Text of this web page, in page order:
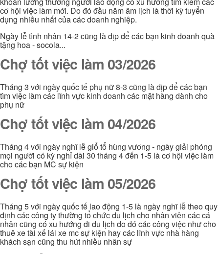
cơ hội việc làm mới. Do đó đầu năm âm lịch là thời kỳ tuyển
dụng nhiều nhất của các doanh nghiệp.
Ngày lễ tình nhân 14-2 cũng là dịp để các bạn kinh doanh quà
tặng hoa - socola...
Chợ tốt việc làm 03/2026
Tháng 3 với ngày quốc tế phụ nữ 8-3 cũng là dịp để các bạn
tìm việc làm các lĩnh vực kinh doanh các mặt hàng dành cho
phụ nữ
Chợ tốt việc làm 04/2026
Tháng 4 với ngày nghĩ lễ giổ tổ hùng vương - ngày giải phóng
mọi người có kỳ nghỉ dài 30 tháng 4 đến 1-5 là cơ hội việc làm
cho các bạn MC sự kiện
Chợ tốt việc làm 05/2026
Tháng 5 với ngày quốc tế lao động 1-5 là ngày nghĩ lễ theo quy
định các công ty thường tổ chức du lịch cho nhân viên các cá
nhân cũng có xu hướng đi du lịch do đó các công việc như cho
thuê xe tài xế lái xe mc sự kiện hay các lĩnh vực nhà hàng
khách sạn cũng thu hút nhiều nhân sự